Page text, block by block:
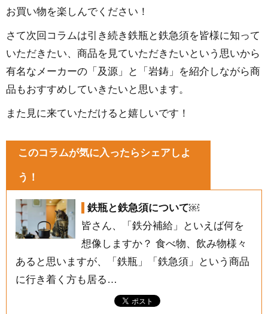
お買い物を楽しんでください！
さて次回コラムは引き続き鉄瓶と鉄急須を皆様に知って
いただきたい、商品を見ていただきたいという思いから
有名なメーカーの「及源」と「岩鋳」を紹介しながら商
品もおすすめしていきたいと思います。
また見に来ていただけると嬉しいです！
このコラムが気に入ったらシェアしよ
う！
鉄瓶と鉄急須について￼
皆さん、「鉄分補給」といえば何を
想像しますか？ 食べ物、飲み物様々
あると思いますが、「鉄瓶」「鉄急須」という商品
に行き着く方も居る…